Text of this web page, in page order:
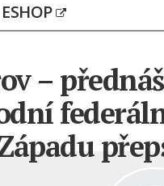
ESHOP
–